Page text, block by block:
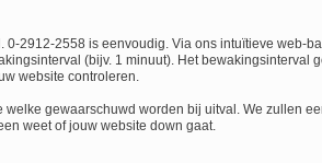
2912-2558 is eenvoudig. Via ons intuïtieve web-
(bijv. 1 minuut). Het
website controleren.
gewaarschuwd worden bij uitval. We zullen
weet of jouw website down gaat.